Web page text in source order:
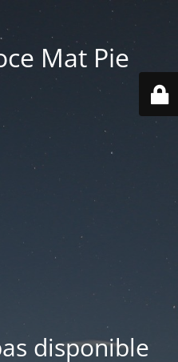
Mat Pie
disponible